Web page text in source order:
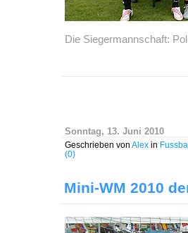
Die Siegermannschaft:
Sonntag, 13. Juni 2010
Geschrieben von Alex in
(0)
Mini-WM 2010